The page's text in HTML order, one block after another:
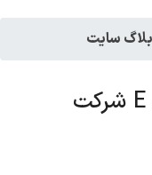
بلاگ سایت
🚗 کاتالوگ خودرو اطلس E شرکت